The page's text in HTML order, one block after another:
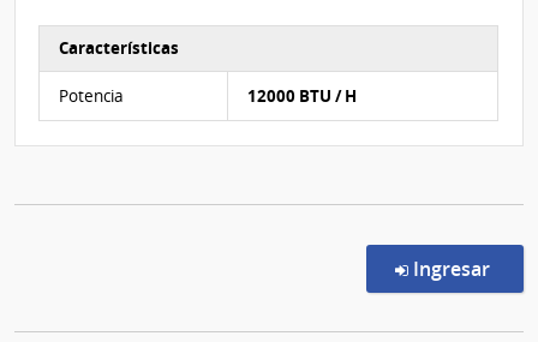
Características
Potencia 12000 BTU / H
Ingresar